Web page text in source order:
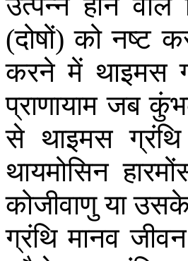
(दोषों)को नष्ट
करने में थाइमस
प्राणायाम जब
से थाइमस ग्रंथि
थायमोसिन
कोजीवाणु या
ग्रंथि मानव जीवन